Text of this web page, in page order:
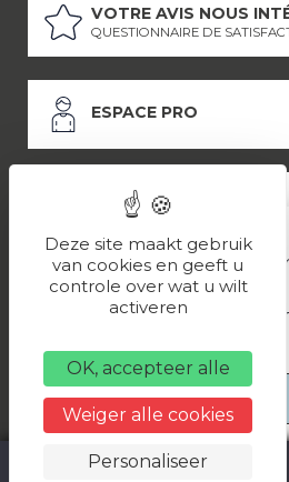
VOTRE AVIS NOUS
QUESTIONNAIRE DE
ESPACE PRO
ESPACE PRESSE
LES
Politique
Une réalisation
Deze site maakt gebruik
van cookies en geeft u
controle over wat u wilt
activeren
OK, accepteer alle
Weiger alle cookies
Personaliseer